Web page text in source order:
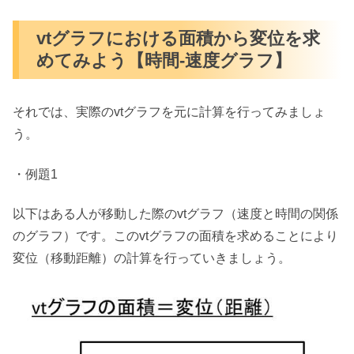
vtグラフにおける面積から変位を求
めてみよう【時間-速度グラフ】
それでは、実際のvtグラフを元に計算を行ってみましょ
う。
・例題1
以下はある人が移動した際のvtグラフ（速度と時間の関係
のグラフ）です。このvtグラフの面積を求めることにより
変位（移動距離）の計算を行っていきましょう。